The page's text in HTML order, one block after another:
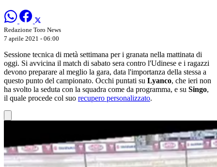
Redazione Toro News
7 aprile 2021 - 06:00
Sessione tecnica di metà settimana per i granata nella mattinata di
oggi. Si avvicina il match di sabato sera contro l'Udinese e i ragazzi
devono preparare al meglio la gara, data l'importanza della stessa a
questo punto del campionato. Occhi puntati su Lyanco, che ieri non
ha svolto la seduta con la squadra come da programma, e su Singo,
il quale procede col suo recupero personalizzato.